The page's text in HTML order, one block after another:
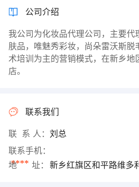
公司介绍
我公司为化妆品代理公司，主要代
肤品，唯魅秀彩妆，尚朵雷沃斯脱
术培训为主的营销模式，在新乡地
店。
联系我们
联 系 人： 刘总
联系手机：
****
地 址： 新乡红旗区和平路维多